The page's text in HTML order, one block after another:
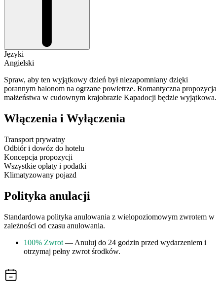
Języki
Angielski
Spraw, aby ten wyjątkowy dzień był niezapomniany dzięki
porannym balonom na ogrzane powietrze. Romantyczna propozycja
małżeństwa w cudownym krajobrazie Kapadocji będzie wyjątkowa.
Włączenia i Wyłączenia
Transport prywatny
Odbiór i dowóz do hotelu
Koncepcja propozycji
Wszystkie opłaty i podatki
Klimatyzowany pojazd
Polityka anulacji
Standardowa polityka anulowania z wielopoziomowym zwrotem w
zależności od czasu anulowania.
100% Zwrot — Anuluj do 24 godzin przed wydarzeniem i
otrzymaj pełny zwrot środków.